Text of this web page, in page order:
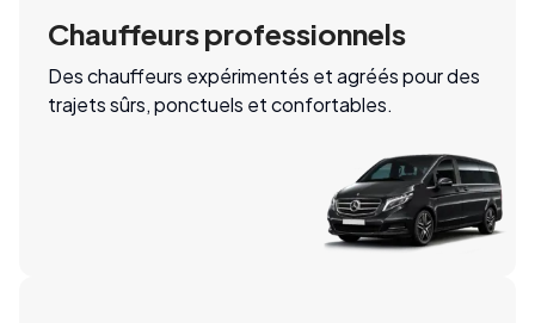
Chauffeurs professionnels
Des chauffeurs expérimentés et agréés pour des
trajets sûrs, ponctuels et confortables.